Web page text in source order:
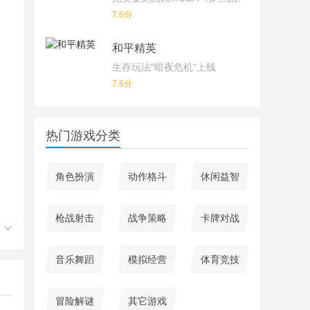
7.6分
和平精英
生存玩法“暗夜危机”上线
7.6分
热门游戏分类
角色扮演 动作格斗 休闲益智
枪战射击 战争策略 卡牌对战
音乐舞蹈 模拟经营 体育竞技
冒险解谜 其它游戏